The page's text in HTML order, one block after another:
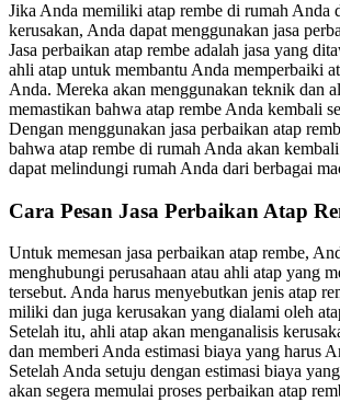
Jika Anda memiliki atap rembe di rumah Anda
kerusakan, Anda dapat menggunakan jasa
Jasa perbaikan atap rembe adalah jasa yang
ahli atap untuk membantu Anda memperbaiki
Anda. Mereka akan menggunakan teknik dan
memastikan bahwa atap rembe Anda kembali
Dengan menggunakan jasa perbaikan atap
bahwa atap rembe di rumah Anda akan
dapat melindungi rumah Anda dari berbagai
Cara Pesan Jasa Perbaikan Atap
Untuk memesan jasa perbaikan atap rembe,
menghubungi perusahaan atau ahli atap yang
tersebut. Anda harus menyebutkan jenis atap
miliki dan juga kerusakan yang dialami oleh
Setelah itu, ahli atap akan menganalisis
dan memberi Anda estimasi biaya yang harus
Setelah Anda setuju dengan estimasi biaya
akan segera memulai proses perbaikan atap